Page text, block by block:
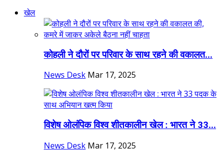
खेल
कोहली ने दौरों पर परिवार के साथ रहने की वकालत...
News Desk Mar 17, 2025
विशेष ओलंपिक विश्व शीतकालीन खेल : भारत ने 33...
News Desk Mar 17, 2025